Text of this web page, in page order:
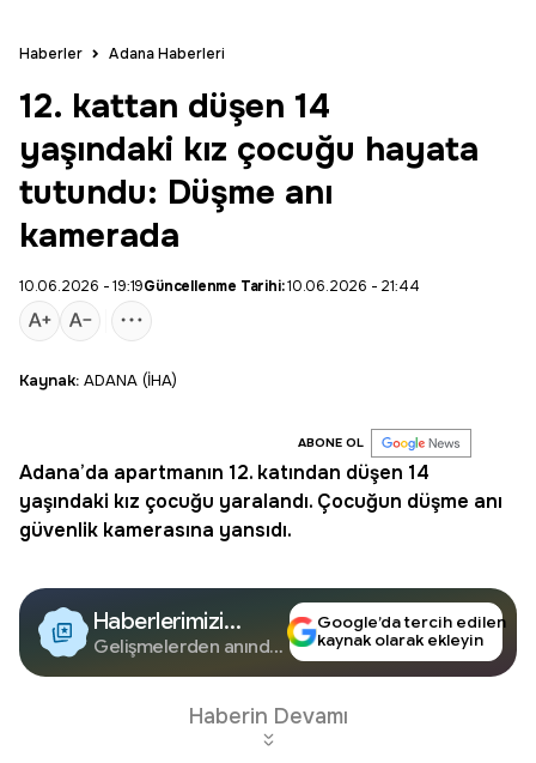
Haberler Adana Haberleri
12. kattan düşen 14
yaşındaki kız çocuğu hayata
tutundu: Düşme anı
kamerada
10.06.2026 - 19:19Güncellenme Tarihi:10.06.2026 - 21:44
Kaynak: ADANA (İHA)
ABONE OL
Adana’da apartmanın 12. katından düşen 14
yaşındaki kız çocuğu yaralandı. Çocuğun düşme anı
güvenlik kamerasına yansıdı.
Haberlerimizi
Google'da Takip
Edin
Gelişmelerden anında
Google’da tercih edilen
kaynak olarak ekleyin
Haberin Devamı